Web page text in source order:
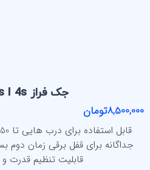
جک فراز Faraz 4s I 4s
8,500,000تومان
جداگانه برای قفل برقی زمان دوم
قابلیت تنظیم قدرت و